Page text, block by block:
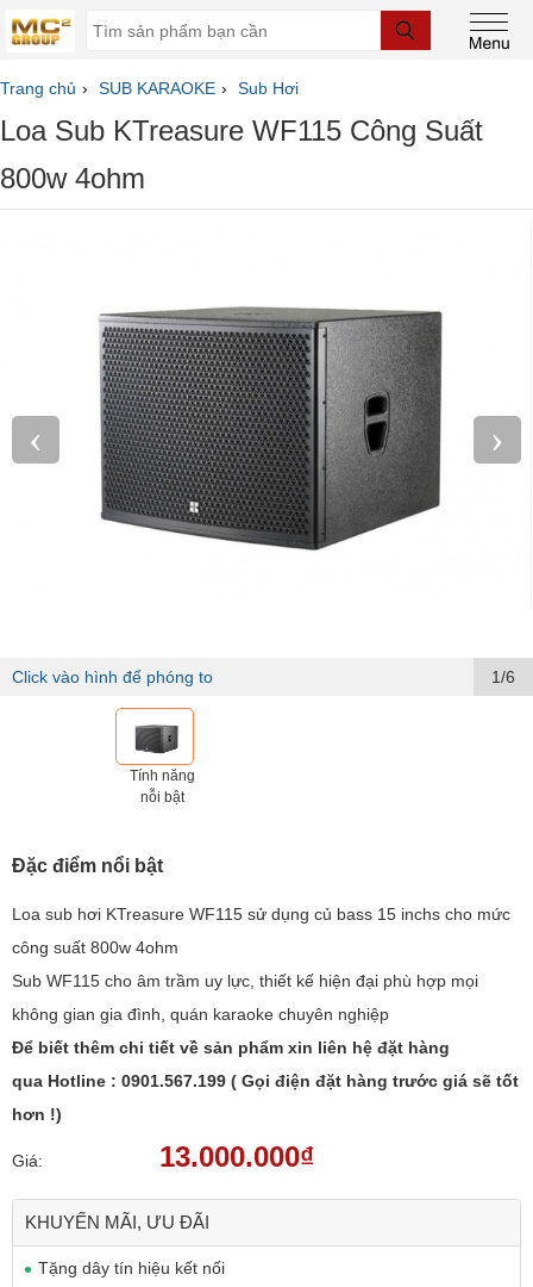
Trang chủ SUB KARAOKE Sub Hơi
Loa Sub KTreasure WF115 Công Suất
800w 4ohm
‹ ›
Click vào hình để phóng to 1/6
Tính năng
nỗi bật
Đặc điểm nổi bật
Loa sub hơi KTreasure WF115 sử dụng củ bass 15 inchs cho mức
công suất 800w 4ohm
Sub WF115 cho âm trầm uy lực, thiết kế hiện đại phù hợp mọi
không gian gia đình, quán karaoke chuyên nghiệp
Để biết thêm chi tiết về sản phẩm xin liên hệ đặt hàng
qua Hotline : 0901.567.199 ( Gọi điện đặt hàng trước giá sẽ tốt
hơn !)
Giá: 13.000.000₫
KHUYẾN MÃI, ƯU ĐÃI
Tặng dây tín hiệu kết nối